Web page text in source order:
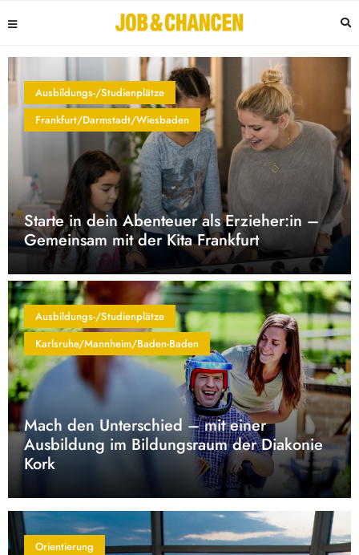
Ausbildungs-/Studienplätze
Frankfurt/Darmstadt/Wiesbaden
Starte in dein Abenteuer als Erzieher:in –
Gemeinsam mit der Kita Frankfurt
Ausbildungs-/Studienplätze
Karlsruhe/Mannheim/Baden-Baden
Mach den Unterschied – mit einer
Ausbildung im Bildungsraum der Diakonie
Kork
Orientierung